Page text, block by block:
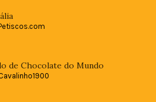
de Chocolate do Mundo